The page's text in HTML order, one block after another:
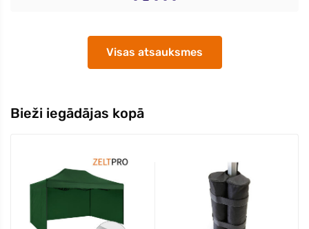
Visas atsauksmes
Bieži iegādājas kopā